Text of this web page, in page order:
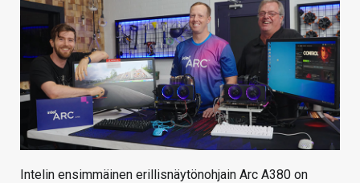
HAKU
Intelin ensimmäinen erillisnäytönohjain Arc A380 on